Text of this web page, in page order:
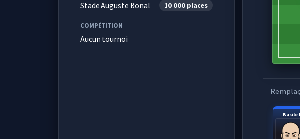
Stade Auguste Bonal 10 000 places
COMPÉTITION
Aucun tournoi
Basile